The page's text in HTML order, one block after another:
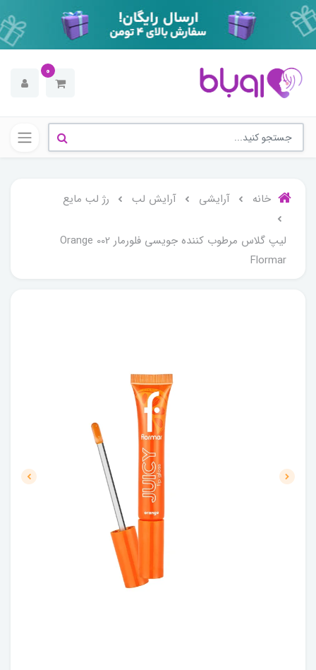
0
خانه آرایشی آرایش لب رژ لب مایع
لیپ گلاس مرطوب کننده جویسی فلورمار Orange 002
Flormar